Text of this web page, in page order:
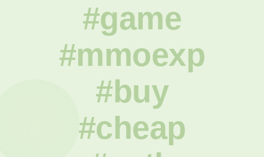
#game
#mmoexp
#buy
#cheap